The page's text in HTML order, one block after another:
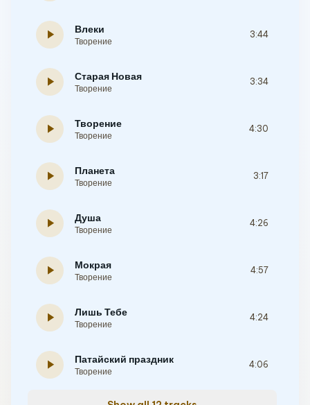
play_arrow Влеки
Творение
3:44
play_arrow Старая Новая
Творение
3:34
play_arrow Творение
Творение
4:30
play_arrow Планета
Творение
3:17
play_arrow Душа
Творение
4:26
play_arrow Мокрая
Творение
4:57
play_arrow Лишь Тебе
Творение
4:24
play_arrow Патайский праздник
Творение
4:06